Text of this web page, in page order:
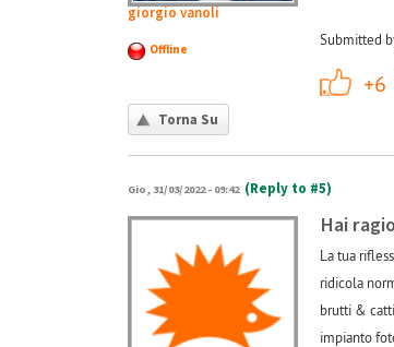
giorgio vanoli
Offline
Submitted
+6
Torna Su
Gio, 31/03/2022 - 09:42 (Reply to #5)
Hai
La tua
ridicola
brutti &
impianto